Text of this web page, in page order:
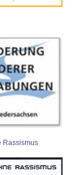
Rassismus